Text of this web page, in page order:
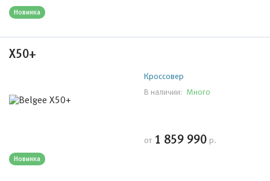
Новинка
Х50+
Кроссовер
В наличии: Много
от 1 859 990 р.
Новинка